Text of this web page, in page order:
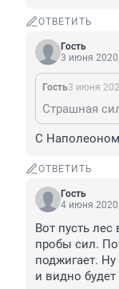
ОТВЕТИТЬ
Гость
3 июня
Гость3 июня
С
ОТВЕТИТЬ
Гость
4 июня
Вот пусть
пробы сил.
поджигает.
и видно будет